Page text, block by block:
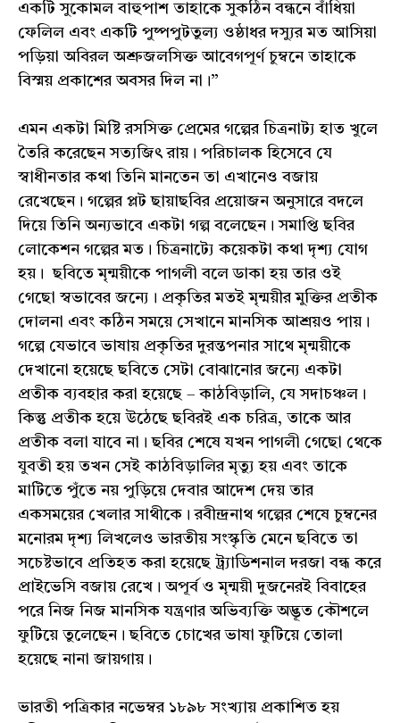
একটি সুকোমল বাহুপাশ তাহাকে সুকঠিন বন্ধনে বাঁধিয়া
ফেলিল এবং একটি পুষ্পপুটতুল্য ওষ্ঠাধর দস্যুর মত আসিয়া
পড়িয়া অবিরল অশ্রুজলসিক্ত আবেগপূর্ণ চুম্বনে তাহাকে
বিস্ময় প্রকাশের অবসর দিল না।”
এমন একটা মিষ্টি রসসিক্ত প্রেমের গল্পের চিত্রনাট্য হাত খুলে
তৈরি করেছেন সত্যজিৎ রায়। পরিচালক হিসেবে যে
স্বাধীনতার কথা তিনি মানতেন তা এখানেও বজায়
রেখেছেন। গল্পের প্লট ছায়াছবির প্রয়োজন অনুসারে বদলে
দিয়ে তিনি অন্যভাবে একটা গল্প বলেছেন। সমাপ্তি ছবির
লোকেশন গল্পের মত। চিত্রনাট্যে কয়েকটা কথা দৃশ্য যোগ
হয়। ছবিতে মৃন্ময়ীকে পাগলী বলে ডাকা হয় তার ওই
গেছো স্বভাবের জন্যে। প্রকৃতির মতই মৃন্ময়ীর মুক্তির প্রতীক
দোলনা এবং কঠিন সময়ে সেখানে মানসিক আশ্রয়ও পায়।
গল্পে যেভাবে ভাষায় প্রকৃতির দুরন্তপনার সাথে মৃন্ময়ীকে
দেখানো হয়েছে ছবিতে সেটা বোঝানোর জন্যে একটা
প্রতীক ব্যবহার করা হয়েছে – কাঠবিড়ালি, যে সদাচঞ্চল।
কিন্তু প্রতীক হয়ে উঠেছে ছবিরই এক চরিত্র, তাকে আর
প্রতীক বলা যাবে না। ছবির শেষে যখন পাগলী গেছো থেকে
যুবতী হয় তখন সেই কাঠবিড়ালির মৃত্যু হয় এবং তাকে
মাটিতে পুঁতে নয় পুড়িয়ে দেবার আদেশ দেয় তার
একসময়ের খেলার সাথীকে। রবীন্দ্রনাথ গল্পের শেষে চুম্বনের
মনোরম দৃশ্য লিখলেও ভারতীয় সংস্কৃতি মেনে ছবিতে তা
সচেষ্টভাবে প্রতিহত করা হয়েছে ট্র্যাডিশনাল দরজা বন্ধ করে
প্রাইভেসি বজায় রেখে। অপূর্ব ও মৃন্ময়ী দুজনেরই বিবাহের
পরে নিজ নিজ মানসিক যন্ত্রণার অভিব্যক্তি অদ্ভূত কৌশলে
ফুটিয়ে তুলেছেন। ছবিতে চোখের ভাষা ফুটিয়ে তোলা
হয়েছে নানা জায়গায়।
ভারতী পত্রিকার নভেম্বর ১৮৯৮ সংখ্যায় প্রকাশিত হয়